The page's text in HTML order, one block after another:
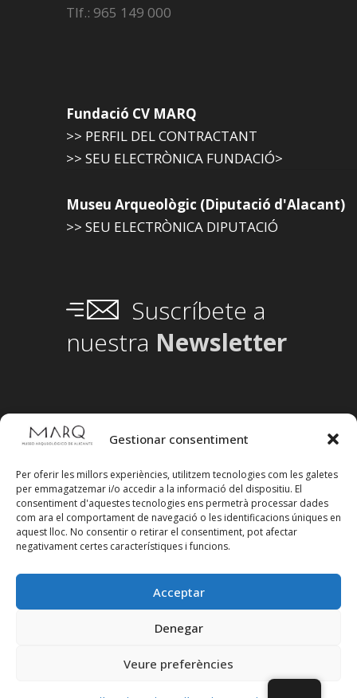
Gestionar consentiment
Per oferir les millors experiències, utilitzem tecnologies com les galetes
per emmagatzemar i/o accedir a la informació del dispositiu. El
consentiment d'aquestes tecnologies ens permetrà processar dades
com ara el comportament de navegació o les identificacions úniques en
aquest lloc. No consentir o retirar el consentiment, pot afectar
negativament certes característiques i funcions.
Acceptar
Denegar
Veure preferències
Tlf.: 965 149 000
Fundació CV MARQ
>> PERFIL DEL CONTRACTANT
>> SEU ELECTRÒNICA FUNDACIÓ>
Museu Arqueològic (Diputació d'Alacant)
>> SEU ELECTRÒNICA DIPUTACIÓ
Suscríbete a
nuestra Newsletter
Segueix-nos en xarxes socials